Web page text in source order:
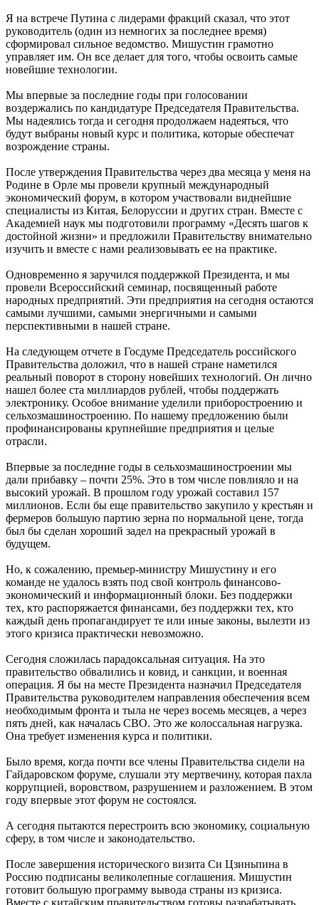
Я на встрече Путина с лидерами фракций сказал, что этот
руководитель (один из немногих за последнее время)
сформировал сильное ведомство. Мишустин грамотно
управляет им. Он все делает для того, чтобы освоить самые
новейшие технологии.
Мы впервые за последние годы при голосовании
воздержались по кандидатуре Председателя Правительства.
Мы надеялись тогда и сегодня продолжаем надеяться, что
будут выбраны новый курс и политика, которые обеспечат
возрождение страны.
После утверждения Правительства через два месяца у меня на
Родине в Орле мы провели крупный международный
экономический форум, в котором участвовали виднейшие
специалисты из Китая, Белоруссии и других стран. Вместе с
Академией наук мы подготовили программу «Десять шагов к
достойной жизни» и предложили Правительству внимательно
изучить и вместе с нами реализовывать ее на практике.
Одновременно я заручился поддержкой Президента, и мы
провели Всероссийский семинар, посвященный работе
народных предприятий. Эти предприятия на сегодня остаются
самыми лучшими, самыми энергичными и самыми
перспективными в нашей стране.
На следующем отчете в Госдуме Председатель российского
Правительства доложил, что в нашей стране наметился
реальный поворот в сторону новейших технологий. Он лично
нашел более ста миллиардов рублей, чтобы поддержать
электронику. Особое внимание уделили приборостроению и
сельхозмашиностроению. По нашему предложению были
профинансированы крупнейшие предприятия и целые
отрасли.
Впервые за последние годы в сельхозмашиностроении мы
дали прибавку – почти 25%. Это в том числе повлияло и на
высокий урожай. В прошлом году урожай составил 157
миллионов. Если бы еще правительство закупило у крестьян и
фермеров большую партию зерна по нормальной цене, тогда
был бы сделан хороший задел на прекрасный урожай в
будущем.
Но, к сожалению, премьер-министру Мишустину и его
команде не удалось взять под свой контроль финансово-
экономический и информационный блоки. Без поддержки
тех, кто распоряжается финансами, без поддержки тех, кто
каждый день пропагандирует те или иные законы, вылезти из
этого кризиса практически невозможно.
Сегодня сложилась парадоксальная ситуация. На это
правительство обвалились и ковид, и санкции, и военная
операция. Я бы на месте Президента назначил Председателя
Правительства руководителем направления обеспечения всем
необходимым фронта и тыла не через восемь месяцев, а через
пять дней, как началась СВО. Это же колоссальная нагрузка.
Она требует изменения курса и политики.
Было время, когда почти все члены Правительства сидели на
Гайдаровском форуме, слушали эту мертвечину, которая пахла
коррупцией, воровством, разрушением и разложением. В этом
году впервые этот форум не состоялся.
А сегодня пытаются перестроить всю экономику, социальную
сферу, в том числе и законодательство.
После завершения исторического визита Си Цзиньпина в
Россию подписаны великолепные соглашения. Мишустин
готовит большую программу вывода страны из кризиса.